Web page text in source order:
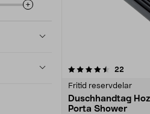
22
Fritid reservdelar
Duschhandtag
Porta Shower